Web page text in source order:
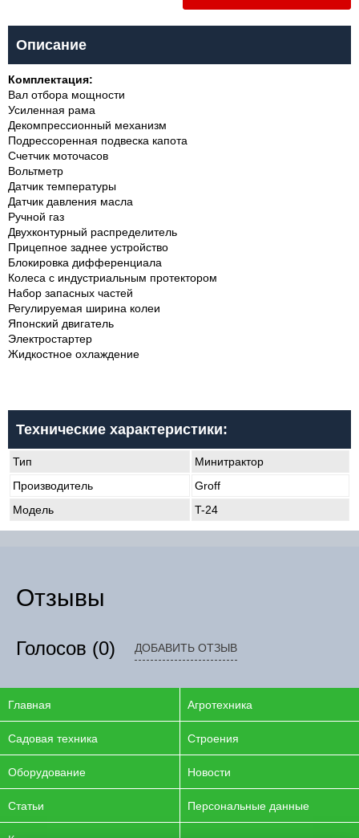
Описание
Комплектация:
Вал отбора мощности
Усиленная рама
Декомпрессионный механизм
Подрессоренная подвеска капота
Счетчик моточасов
Вольтметр
Датчик температуры
Датчик давления масла
Ручной газ
Двухконтурный распределитель
Прицепное заднее устройство
Блокировка дифференциала
Колеса с индустриальным протектором
Набор запасных частей
Регулируемая ширина колеи
Японский двигатель
Электростартер
Жидкостное охлаждение
Технические характеристики:
Тип
Минитрактор
Производитель
Groff
Модель
T-24
Отзывы
Голосов (0) ДОБАВИТЬ ОТЗЫВ
Главная Агротехника
Садовая техника Строения
Оборудование Новости
Статьи Персональные данные